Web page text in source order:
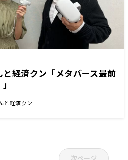
と経済クン「メタバース最前
と経済クン
次ページ